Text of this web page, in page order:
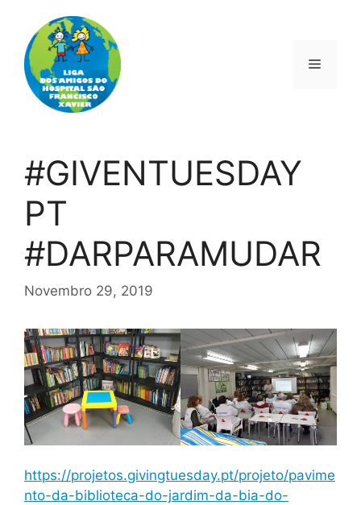
conteúdo
Menu
#GIVENTUESDAY
PT
#DARPARAMUDAR
Novembro 29, 2019
https://projetos.givingtuesday.pt/projeto/pavime
nto-da-biblioteca-do-jardim-da-bia-do-